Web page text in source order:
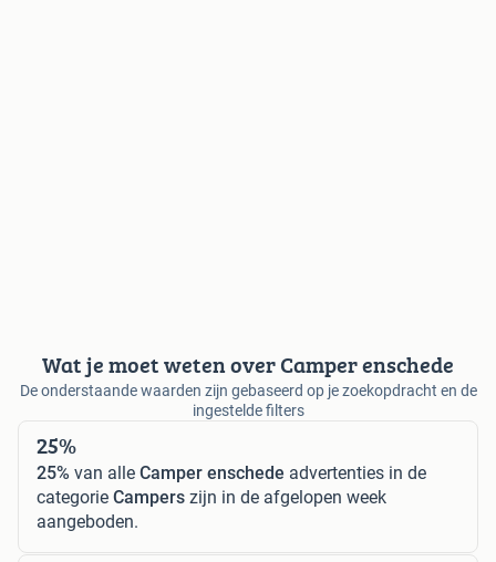
Wat je moet weten over Camper enschede
De onderstaande waarden zijn gebaseerd op je zoekopdracht en de
ingestelde filters
25%
25% van alle Camper enschede advertenties in de
categorie Campers zijn in de afgelopen week
aangeboden.